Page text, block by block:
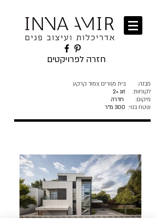
חזרה לפרויקטים
מבנה:
בית מגורים צמוד קרקע
לקוחות: זוג +2
מיקום:
חדרה
שטח בנוי: 300 מ"ר